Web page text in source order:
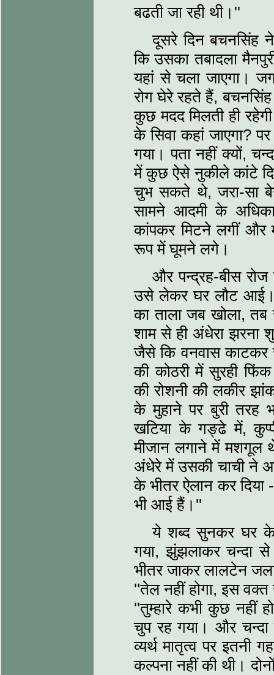
बढती जा रही थी।''
दूसरे दिन बचनसिंह
कि उसका तबादला
यहां से चला जाएगा।
रोग घेरे रहते हैं,
कुछ मदद मिलती ही
के सिवा कहां जाएगा?
गया। पता नहीं क्यों,
में कुछ ऐसे नुकीले कांटे
चुभ सकते थे, जरा-सा
सामने आदमी के
कांपकर मिटने लगीं और
रूप में घूमने लगे।
और पन्द्रह-बीस
उसे लेकर घर लौट आई।
का ताला जब खोला,
शाम से ही अंधेरा झरना
जैसे कि वनवास काटकर
की कोठरी में सुरही
की रोशनी की लकीर
के मुहाने पर बुरी तरह
खटिया के गङ्ढे में,
मीजान लगाने में मशगूल
अंधेरे में उसकी चाची ने
के भीतर ऐलान कर दिया
भी आई हैं।''
ये शब्द सुनकर घर
गया, झुंझलाकर चन्दा से
भीतर जाकर लालटेन
''तेल नहीं होगा, इस वक्त
''तुम्हारे कभी कुछ नहीं
चुप रह गया। और
व्यर्थ मातृत्व पर इतनी
कल्पना नहीं की थी।